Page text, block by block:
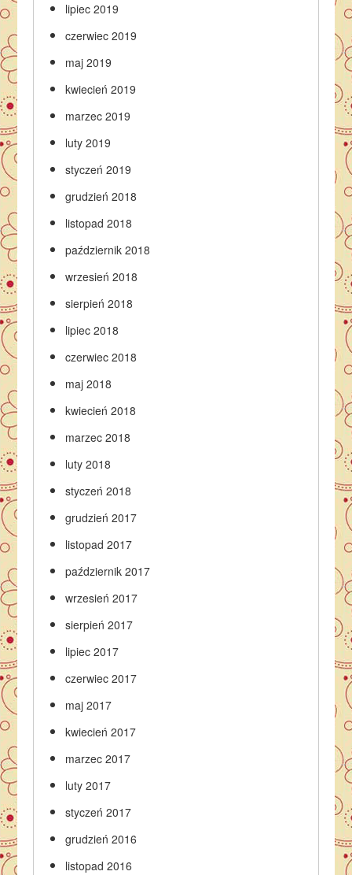
lipiec 2019
czerwiec 2019
maj 2019
kwiecień 2019
marzec 2019
luty 2019
styczeń 2019
grudzień 2018
listopad 2018
październik 2018
wrzesień 2018
sierpień 2018
lipiec 2018
czerwiec 2018
maj 2018
kwiecień 2018
marzec 2018
luty 2018
styczeń 2018
grudzień 2017
listopad 2017
październik 2017
wrzesień 2017
sierpień 2017
lipiec 2017
czerwiec 2017
maj 2017
kwiecień 2017
marzec 2017
luty 2017
styczeń 2017
grudzień 2016
listopad 2016